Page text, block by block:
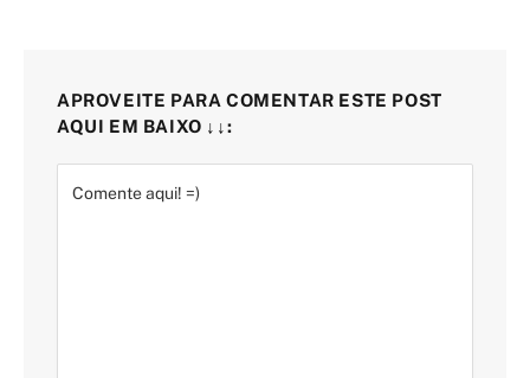
APROVEITE PARA COMENTAR ESTE POST
AQUI EM BAIXO ↓↓: